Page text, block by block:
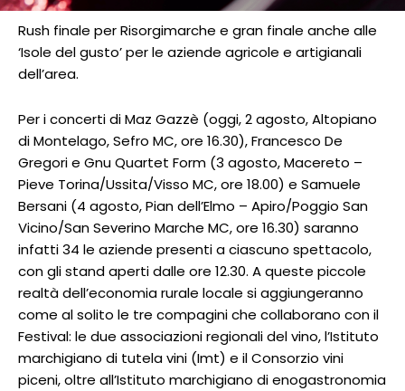
Rush finale per Risorgimarche e gran finale anche alle
‘Isole del gusto’ per le aziende agricole e artigianali
dell’area.
Per i concerti di Maz Gazzè (oggi, 2 agosto, Altopiano
di Montelago, Sefro MC, ore 16.30), Francesco De
Gregori e Gnu Quartet Form (3 agosto, Macereto –
Pieve Torina/Ussita/Visso MC, ore 18.00) e Samuele
Bersani (4 agosto, Pian dell’Elmo – Apiro/Poggio San
Vicino/San Severino Marche MC, ore 16.30) saranno
infatti 34 le aziende presenti a ciascuno spettacolo,
con gli stand aperti dalle ore 12.30. A queste piccole
realtà dell’economia rurale locale si aggiungeranno
come al solito le tre compagini che collaborano con il
Festival: le due associazioni regionali del vino, l’Istituto
marchigiano di tutela vini (Imt) e il Consorzio vini
piceni, oltre all’Istituto marchigiano di enogastronomia